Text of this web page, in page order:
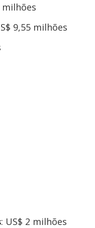
milhões
9,55 milhões
: US$ 2 milhões